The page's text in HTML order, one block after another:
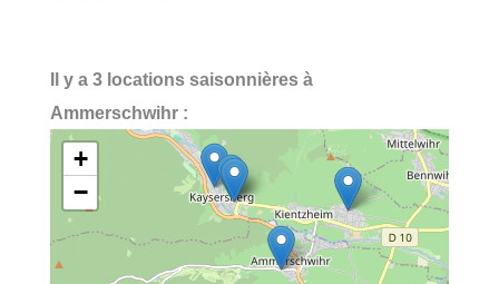
Il y a 3 locations saisonnières à
Ammerschwihr :
+
−